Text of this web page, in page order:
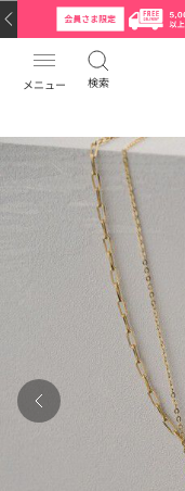
メニュー 検索